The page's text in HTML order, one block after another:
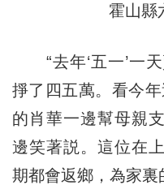
霍山縣
“去年‘五一’一天
掙了四五萬。看今
的肖華一邊幫母親
邊笑著説。這位在
期都會返鄉，為家裏